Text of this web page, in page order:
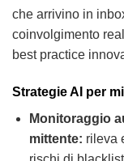
che arrivino in
coinvolgimento
best practice
Strategie AI per
Monitoraggio
mittente: rileva